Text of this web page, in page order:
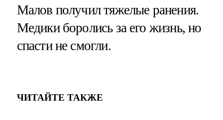
Малов получил тяжелые ранения.
Медики боролись за его жизнь, но
спасти не смогли.
ЧИТАЙТЕ ТАКЖЕ